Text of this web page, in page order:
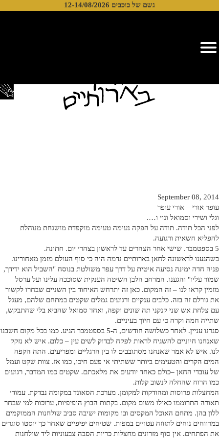
גשם של כוכבים 12-14/08/2026
September 08, 2014
עופר אורי – אורי עופר
וגלי ושירי וסמואל ונוי ו….
לפני הכל תודה. תודה על הפקה נעימה טעימה מוקפדת מושגחת מנוהלת
להפליא חשאית ורגועה.
5 בספטמבר. שישי אחר הצהרים עד לראשון בצהרי יום. חתונה.
כשהגענו לראשונה לחאן בארותיים נדמה היה כי סוף העולם מזמן מאחורינו.
פניה חדה ימינה נסיעה איטית על דרך עפר משולטת בנוסח "השביל הוא ידידך,
שמור עליו" והגענו. המרחב הלבן השיטה הענקית שסוככה עלינו ועל ערסל
מזמין קראו לנו – זה המקום. כאן זה יתרחש האיחוד בין השניים שבחרו לקשור
את גורלם זה בזה. כלבים ענקיים ורגועים גמלים שקטים במתחם שלהם, מעגל
עם צלחת אש שני קנקני תה שונים וקפה, ואחד סמואל שהביא בלי שהתבקש,
שתייה חמה וקרה כי עם חיוך בעיניים.
סגרנו עניין. לאחר כשלושה חודשים, ה-5 בספטמבר הגיע. כמו בכל מקום חשבנו
שאנחנו חיוניים להשגיח לראות לפקח לבדוק לשים עין – כלום. איש לא נזקק
לנו. איש לא אמר שאנחנו מסתובבים לו בין הרגליים ומפריעים. התה הקפה
המים הקרים והטעימים ביותר ששתיתי אי פעם חיכו, כמו אז. צוות שקט ועמל
של עובדי החאן –כולם כאחד יודעים את מלאכתם. שקטים כמו המדבר, רגועים
כמו הרוח שהחלה לנשוב קלות.
המחצלות פרוסות ומהודקות למקומן. מערכת הסאונד במקומה נבדקת. עמודי
תאורה התרוממו כאילו משום מקום. בקתות הבוץ היפיפיות, ערוכות למי שבחר
ללון בהן. מתחם האוכל המקסים ובו מקומות ישיבה סביב שולחנות הממוקמים
במרווחים נוחים לתזוזה עטויים במפות. שטיחים יפיפיים שאחר כך יוסטו סוגרים
את הפתחים. אין סוף מזרונים מחצלות כריות הסבה צבעוניות ליד שולחנות